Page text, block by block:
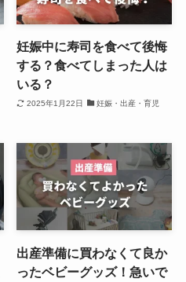
妊娠中に寿司を食べて後悔
する？食べてしまった人は
いる？
2025年1月22日 妊娠・出産・育児
出産準備に買わなくて良か
ったベビーグッズ！急いで